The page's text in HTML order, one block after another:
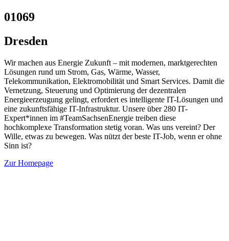
01069
Dresden
Wir machen aus Energie Zukunft – mit modernen, marktgerechten
Lösungen rund um Strom, Gas, Wärme, Wasser,
Telekommunikation, Elektromobilität und Smart Services. Damit die
Vernetzung, Steuerung und Optimierung der dezentralen
Energieerzeugung gelingt, erfordert es intelligente IT-Lösungen und
eine zukunftsfähige IT-Infrastruktur. Unsere über 280 IT-
Expert*innen im #TeamSachsenEnergie treiben diese
hochkomplexe Transformation stetig voran. Was uns vereint? Der
Wille, etwas zu bewegen. Was nützt der beste IT-Job, wenn er ohne
Sinn ist?
Zur Homepage